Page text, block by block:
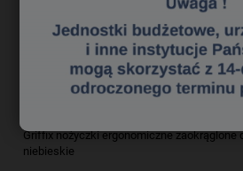
Bezpieczeństwo
Griffix nożyczki ergonomiczne zaokrąglone
niebieskie